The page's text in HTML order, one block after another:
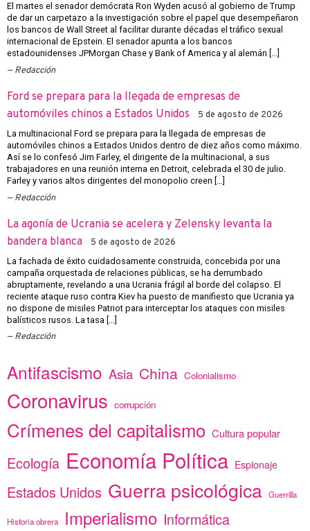
El martes el senador demócrata Ron Wyden acusó al gobierno de Trump
de dar un carpetazo a la investigación sobre el papel que desempeñaron
los bancos de Wall Street al facilitar durante décadas el tráfico sexual
internacional de Epstein. El senador apunta a los bancos
estadounidenses JPMorgan Chase y Bank of America y al alemán […]
Redacción
Ford se prepara para la llegada de empresas de
automóviles chinos a Estados Unidos
5 de agosto de 2026
La multinacional Ford se prepara para la llegada de empresas de
automóviles chinos a Estados Unidos dentro de diez años como máximo.
Así se lo confesó Jim Farley, el dirigente de la multinacional, a sus
trabajadores en una reunión interna en Detroit, celebrada el 30 de julio.
Farley y varios altos dirigentes del monopolio creen […]
Redacción
La agonía de Ucrania se acelera y Zelensky levanta la
bandera blanca
5 de agosto de 2026
La fachada de éxito cuidadosamente construida, concebida por una
campaña orquestada de relaciones públicas, se ha derrumbado
abruptamente, revelando a una Ucrania frágil al borde del colapso. El
reciente ataque ruso contra Kiev ha puesto de manifiesto que Ucrania ya
no dispone de misiles Patriot para interceptar los ataques con misiles
balísticos rusos. La tasa […]
Redacción
Antifascismo Asia China Colonialismo
Coronavirus corrupción
Crímenes del capitalismo Cultura popular
Ecología Economía Política Espionaje
Estados Unidos Guerra psicológica Guerrilla
Historia obrera Imperialismo Informática